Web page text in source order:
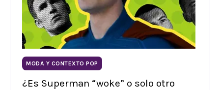
MODA Y CONTEXTO POP
¿Es Superman “woke” o solo otro